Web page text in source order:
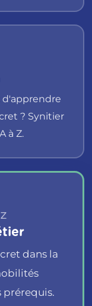
d'apprendre
? Synitier
à Z.
dans la
prérequis.